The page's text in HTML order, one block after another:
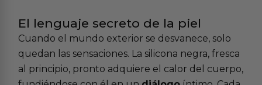
El lenguaje secreto de la piel
Cuando el mundo exterior se desvanece, solo
quedan las sensaciones. La silicona negra, fresca
al principio, pronto adquiere el calor del cuerpo,